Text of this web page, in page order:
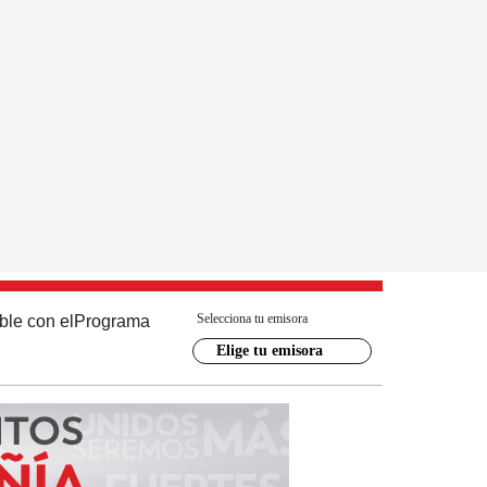
con el Programa Selecciona tu emisora
Elige tu emisora